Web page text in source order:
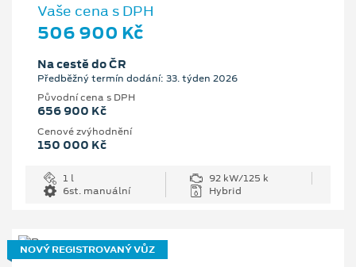
Vaše cena s DPH
506 900 Kč
Na cestě do ČR
Předběžný termín dodání: 33. týden 2026
Původní cena s DPH
656 900 Kč
Cenové zvýhodnění
150 000 Kč
1 l
92 kW/125 k
6st. manuální
Hybrid
NOVÝ REGISTROVANÝ VŮZ